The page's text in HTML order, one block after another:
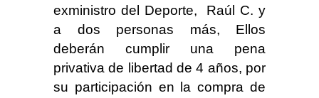
exministro del Deporte, Raúl C. y
a dos personas más, Ellos
deberán cumplir una pena
privativa de libertad de 4 años, por
su participación en la compra de